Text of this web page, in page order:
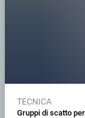
TECNICA
Gruppi di scatto